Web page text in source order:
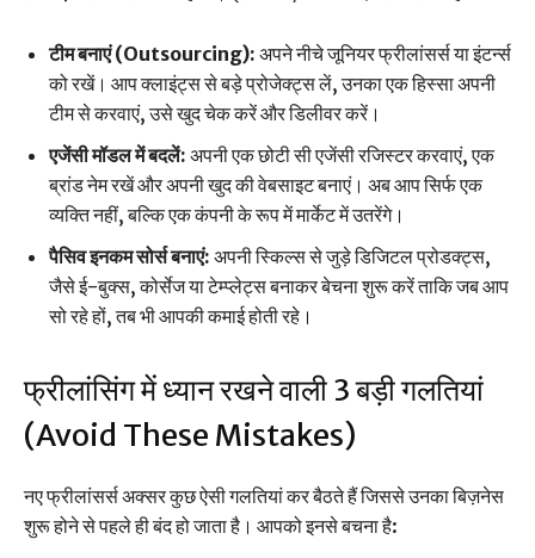
टीम बनाएं (Outsourcing): अपने नीचे जूनियर फ्रीलांसर्स या इंटर्न्स
को रखें। आप क्लाइंट्स से बड़े प्रोजेक्ट्स लें, उनका एक हिस्सा अपनी
टीम से करवाएं, उसे खुद चेक करें और डिलीवर करें।
एजेंसी मॉडल में बदलें: अपनी एक छोटी सी एजेंसी रजिस्टर करवाएं, एक
ब्रांड नेम रखें और अपनी खुद की वेबसाइट बनाएं। अब आप सिर्फ एक
व्यक्ति नहीं, बल्कि एक कंपनी के रूप में मार्केट में उतरेंगे।
पैसिव इनकम सोर्स बनाएं: अपनी स्किल्स से जुड़े डिजिटल प्रोडक्ट्स,
जैसे ई-बुक्स, कोर्सेज या टेम्प्लेट्स बनाकर बेचना शुरू करें ताकि जब आप
सो रहे हों, तब भी आपकी कमाई होती रहे।
फ्रीलांसिंग में ध्यान रखने वाली 3 बड़ी गलतियां
(Avoid These Mistakes)
नए फ्रीलांसर्स अक्सर कुछ ऐसी गलतियां कर बैठते हैं जिससे उनका बिज़नेस
शुरू होने से पहले ही बंद हो जाता है। आपको इनसे बचना है: